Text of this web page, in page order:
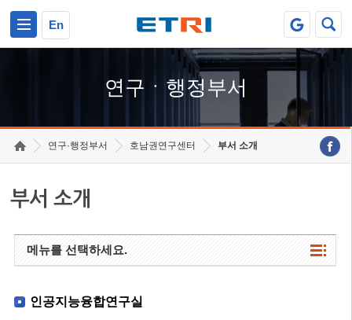
En
연구ㆍ행정부서
연구·행정부서 호남권연구센터 부서 소개
부서 소개
메뉴를 선택하세요.
인공지능융합연구실